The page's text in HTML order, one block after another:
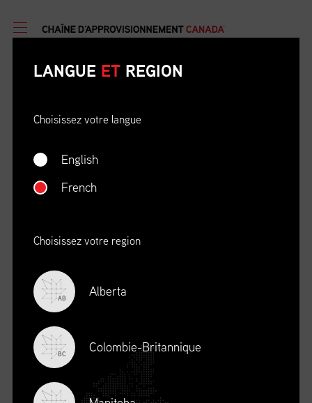
04/22/23
09:00 AM EDT 11/02/20
S’INSCRIRE
LANGUE ETREGION
Choisissez votre langue
English
French
Choisissez votre region
AB Alberta
BC Colombie-Britannique